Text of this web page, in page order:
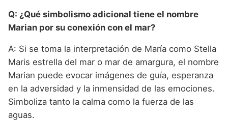
Q: ¿Qué simbolismo adicional tiene el nombre
Marian por su conexión con el mar?
A: Si se toma la interpretación de María como Stella
Maris estrella del mar o mar de amargura, el nombre
Marian puede evocar imágenes de guía, esperanza
en la adversidad y la inmensidad de las emociones.
Simboliza tanto la calma como la fuerza de las
aguas.